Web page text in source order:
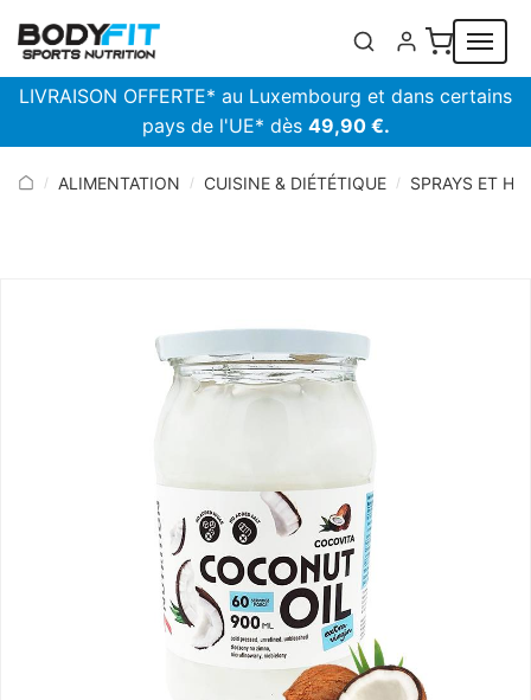
LIVRAISON OFFERTE* au Luxembourg et dans certains
pays de l'UE* dès 49,90 €.
/ ALIMENTATION / CUISINE & DIÉTÉTIQUE / SPRAYS ET